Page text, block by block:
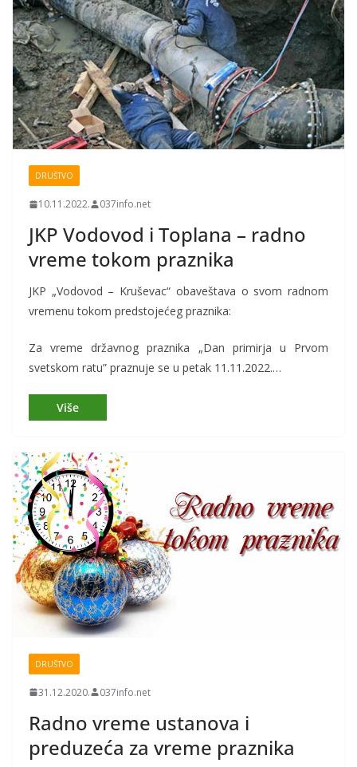
DRUŠTVO
10.11.2022. 037info.net
JKP Vodovod i Toplana – radno
vreme tokom praznika
JKP „Vodovod – Kruševac“ obaveštava o svom radnom
vremenu tokom predstojećeg praznika:
Za vreme državnog praznika „Dan primirja u Prvom
svetskom ratu” praznuje se u petak 11.11.2022.…
DRUŠTVO
31.12.2020. 037info.net
Radno vreme ustanova i
preduzeća za vreme praznika